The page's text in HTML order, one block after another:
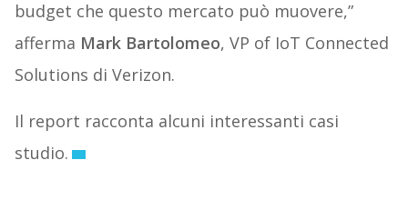
budget che questo mercato può muovere,”
afferma Mark Bartolomeo, VP of IoT Connected
Solutions di Verizon.
Il report racconta alcuni interessanti casi
studio.